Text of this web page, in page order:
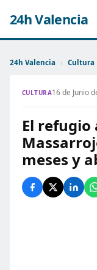
24h Valencia
24h Valencia › Cultura
CULTURA16 de Junio
El
meses y